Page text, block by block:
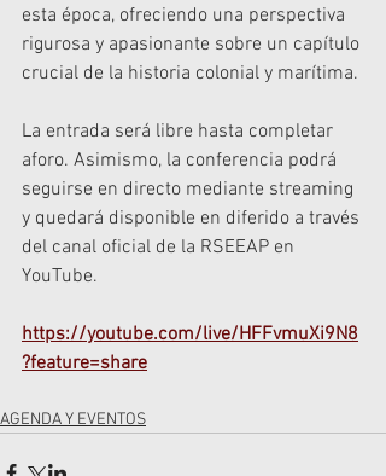
esta época, ofreciendo una perspectiva
rigurosa y apasionante sobre un capítulo
crucial de la historia colonial y marítima.
La entrada será libre hasta completar
aforo. Asimismo, la conferencia podrá
seguirse en directo mediante streaming
y quedará disponible en diferido a través
del canal oficial de la RSEEAP en
YouTube.
https://youtube.com/live/HFFvmuXi9N8
?feature=share
AGENDA Y EVENTOS